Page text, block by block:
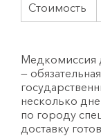
Стоимость
Медкомиссия
—
несколько
по городу
доставку